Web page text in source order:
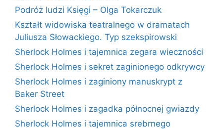
Podróż ludzi Księgi – Olga Tokarczuk
Kształt widowiska teatralnego w dramatach
Juliusza Słowackiego. Typ szekspirowski
Sherlock Holmes i tajemnica zegara wieczności
Sherlock Holmes i sekret zaginionego odkrywcy
Sherlock Holmes i zaginiony manuskrypt z
Baker Street
Sherlock Holmes i zagadka północnej gwiazdy
Sherlock Holmes i tajemnica srebrnego